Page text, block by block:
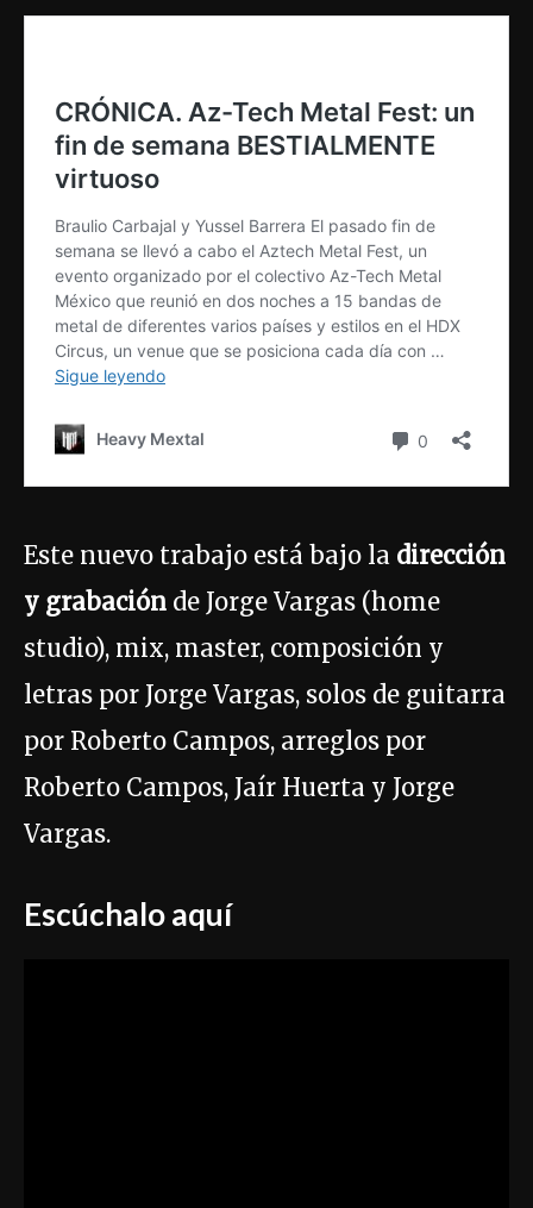
Este nuevo trabajo está bajo la dirección
y grabación de Jorge Vargas (home
studio), mix, master, composición y
letras por Jorge Vargas, solos de guitarra
por Roberto Campos, arreglos por
Roberto Campos, Jaír Huerta y Jorge
Vargas.
Escúchalo aquí